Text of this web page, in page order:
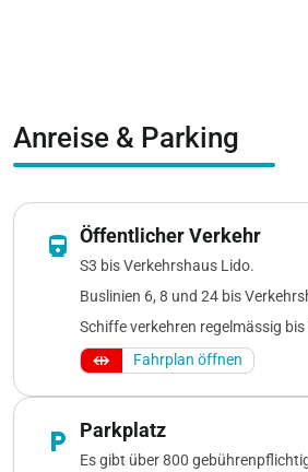
Anreise & Parking
directions_railway Öffentlicher Verkehr
S3 bis Verkehrshaus Lido.
Buslinien 6, 8 und 24 bis
Schiffe verkehren regelmässig
Fahrplan öffnen
local_parking Parkplatz
Es gibt über 800